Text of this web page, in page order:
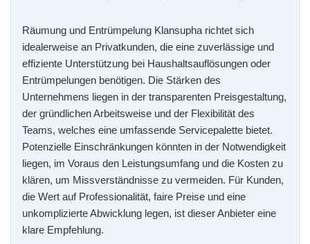
Räumung und Entrümpelung Klansupha richtet sich
idealerweise an Privatkunden, die eine zuverlässige und
effiziente Unterstützung bei Haushaltsauflösungen oder
Entrümpelungen benötigen. Die Stärken des
Unternehmens liegen in der transparenten Preisgestaltung,
der gründlichen Arbeitsweise und der Flexibilität des
Teams, welches eine umfassende Servicepalette bietet.
Potenzielle Einschränkungen könnten in der Notwendigkeit
liegen, im Voraus den Leistungsumfang und die Kosten zu
klären, um Missverständnisse zu vermeiden. Für Kunden,
die Wert auf Professionalität, faire Preise und eine
unkomplizierte Abwicklung legen, ist dieser Anbieter eine
klare Empfehlung.